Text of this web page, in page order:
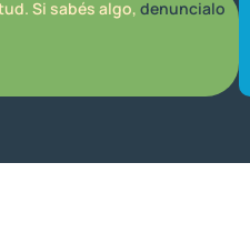
Si sabés algo, denuncialo